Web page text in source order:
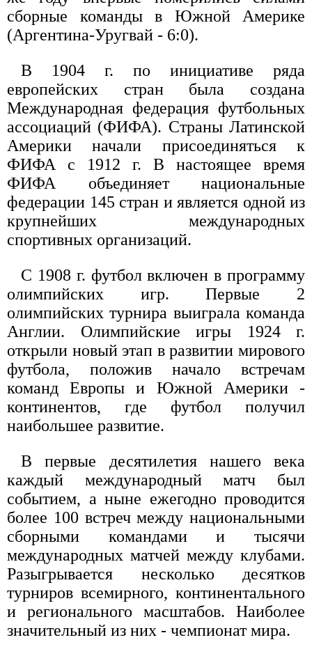
сборные команды в Южной Америке
(Аргентина-Уругвай - 6:0).
В 1904 г. по инициативе ряда
европейских стран была создана
Международная федерация футбольных
ассоциаций (ФИФА). Страны Латинской
Америки начали присоединяться к
ФИФА с 1912 г. В настоящее время
ФИФА объединяет национальные
федерации 145 стран и является одной из
крупнейших международных
спортивных организаций.
С 1908 г. футбол включен в программу
олимпийских игр. Первые 2
олимпийских турнира выиграла команда
Англии. Олимпийские игры 1924 г.
открыли новый этап в развитии мирового
футбола, положив начало встречам
команд Европы и Южной Америки -
континентов, где футбол получил
наибольшее развитие.
В первые десятилетия нашего века
каждый международный матч был
событием, а ныне ежегодно проводится
более 100 встреч между национальными
сборными командами и тысячи
международных матчей между клубами.
Разыгрывается несколько десятков
турниров всемирного, континентального
и регионального масштабов. Наиболее
значительный из них - чемпионат мира.